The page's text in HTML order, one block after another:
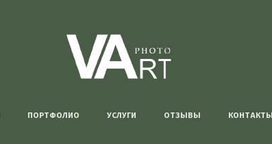
ПОРТФОЛИО УСЛУГИ ОТЗЫВЫ